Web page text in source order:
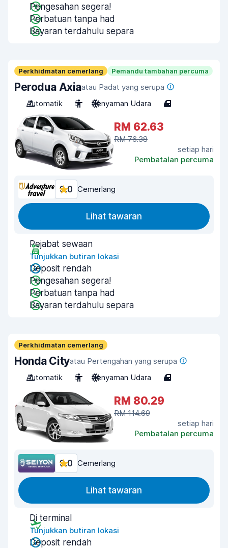
Pengesahan segera!
Perbatuan tanpa had
Bayaran terdahulu separa
Perkhidmatan cemerlang Pemandu tambahan percuma
Perodua Axiaatau Padat yang serupa
Automatik
5 Penyaman Udara 4
RM 62.63
RM 76.38
setiap hari
Pembatalan percuma
9.0 Cemerlang
Lihat tawaran
Pejabat sewaan
Tunjukkan butiran lokasi
Deposit rendah
Pengesahan segera!
Perbatuan tanpa had
Bayaran terdahulu separa
Perkhidmatan cemerlang
Honda Cityatau Pertengahan yang serupa
Automatik
5 Penyaman Udara 4
RM 80.29
RM 114.69
setiap hari
Pembatalan percuma
9.0 Cemerlang
Lihat tawaran
Di terminal
Tunjukkan butiran lokasi
Deposit rendah